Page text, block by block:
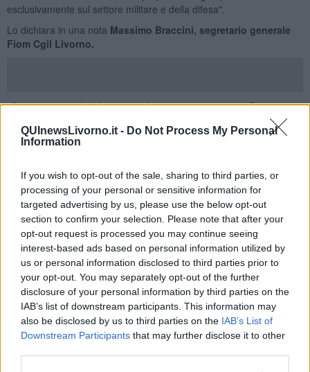
QUInewsLivorno.it - Do Not Process My Personal
Information
If you wish to opt-out of the sale, sharing to third parties, or
processing of your personal or sensitive information for
targeted advertising by us, please use the below opt-out
section to confirm your selection. Please note that after your
opt-out request is processed you may continue seeing
interest-based ads based on personal information utilized by
us or personal information disclosed to third parties prior to
your opt-out. You may separately opt-out of the further
disclosure of your personal information by third parties on the
IAB’s list of downstream participants. This information may
also be disclosed by us to third parties on the IAB’s List of
Downstream Participants that may further disclose it to other
esclusivamente sul settore militare e della difesa".
Lo dichiara in una nota Massimo Braccini, segretario generale
Fiom Cgil Livorno.
"Oggi questo rischio è ancora più concreto. - prosegue Braccini -
Le indiscrezioni internazionali e le notizie circolate sulla stampa
economica tedesca parlano infatti di una trattativa avanzata con il
fondo Aequita, soggetto già contestato in Germania dal sindacato
denunce dei rappresentanti dei lavoratori tedeschi, dapesanti
riduzioni occupazionali, chiusure di stabilimenti e gestione
aggressiva delle ristrutturazioni".
"Non stiamo parlando quindi di una normale operazione industriale,
- aggiunge Braccini - ma di unapartita che potrebbe avere
conseguenze molto serie sul futuro produttivo e
occupazionale del sito di Livorno. Per questo avevamo chiesto
Mimit un confronto vero, trasparente e vincolante.Il tavolo
ministeriale aveva rappresentato un primo passaggio importante,
ma nelle ultime settimane il Ministero, visto la mancanza di
garanzie, aveva deciso di sospendere il confronto in plenaria,
riservandosi incontri separati con Rheinmetall prima di riconvocare
"Nel frattempo però il tempo sta scadendo. - continua Braccini - Il